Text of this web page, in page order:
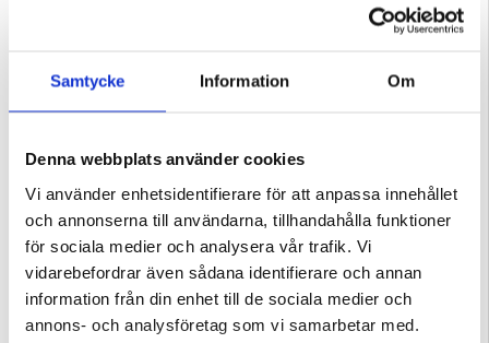
Samtycke Information Om
Denna webbplats använder cookies
Vi använder enhetsidentifierare för att anpassa innehållet
och annonserna till användarna, tillhandahålla funktioner
för sociala medier och analysera vår trafik. Vi
vidarebefordrar även sådana identifierare och annan
information från din enhet till de sociala medier och
annons- och analysföretag som vi samarbetar med.
- Skyddar infotainmentskärmar från repor orsakade av nycklar, ringar eller
- Håll skärmen renare genom att minska fingeravtryck och fläckar
- Bevara den ursprungliga skärmkvaliteten när du använder
- Förhindra slitage på navigationsskärmen vid långvarig användning av fordonet
Din bils infotainmentskärm är en av de mest använda delarna av interiören.
Detta skydd i härdat glas hjälper till att skydda skärmen från repor och
är en enkel uppgradering som hjälper till att bibehålla värdet och utseendet på
- Hårdheten 9H avser den pennhårdhetsskala som används för att mäta
- Tunna skikt av härdat glas kan absorbera mindre stötar och hjälpa till att
- Antioljebeläggningar (ofta kallade lotusbeläggningar) gör fingeravtryck lättare